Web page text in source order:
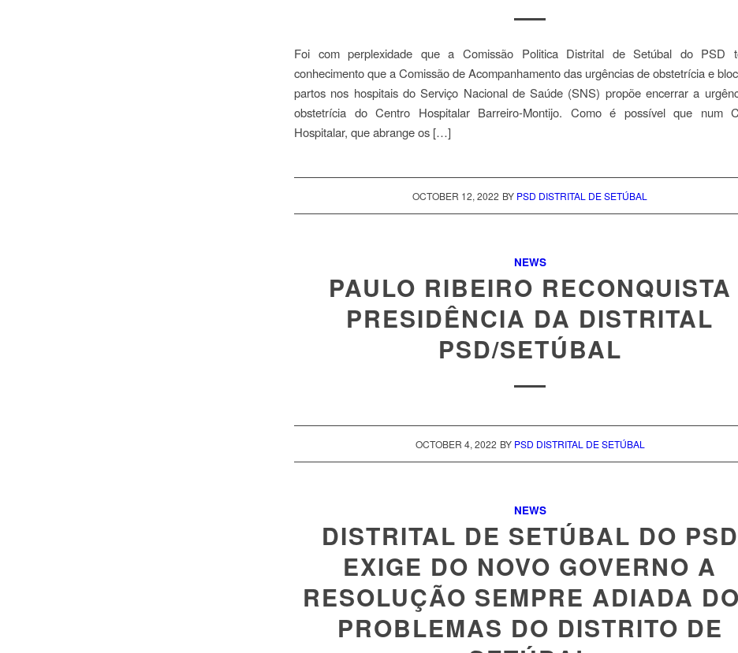
Foi com perplexidade que a Comissão Politica Distrital de Setúbal do PSD
conhecimento que a Comissão de Acompanhamento das urgências de obstetrícia e
partos nos hospitais do Serviço Nacional de Saúde (SNS) propõe encerrar a
obstetrícia do Centro Hospitalar Barreiro-Montijo. Como é possível que num
Hospitalar, que abrange os […]
OCTOBER 12, 2022 BY PSD DISTRITAL DE SETÚBAL
NEWS
PAULO RIBEIRO RECONQUISTA
PRESIDÊNCIA DA DISTRITAL
PSD/SETÚBAL
OCTOBER 4, 2022 BY PSD DISTRITAL DE SETÚBAL
NEWS
DISTRITAL DE SETÚBAL DO PSD
EXIGE DO NOVO GOVERNO A
RESOLUÇÃO SEMPRE ADIADA
PROBLEMAS DO DISTRITO DE